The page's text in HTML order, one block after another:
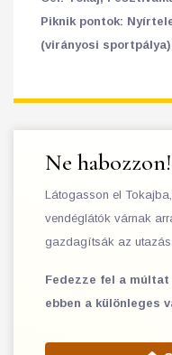
Piknik pontok:
(virányosi
Ne habozzon!
Látogasson el
vendéglátók várnak
gazdagítsák az
Fedezze fel a
ebben a különleges